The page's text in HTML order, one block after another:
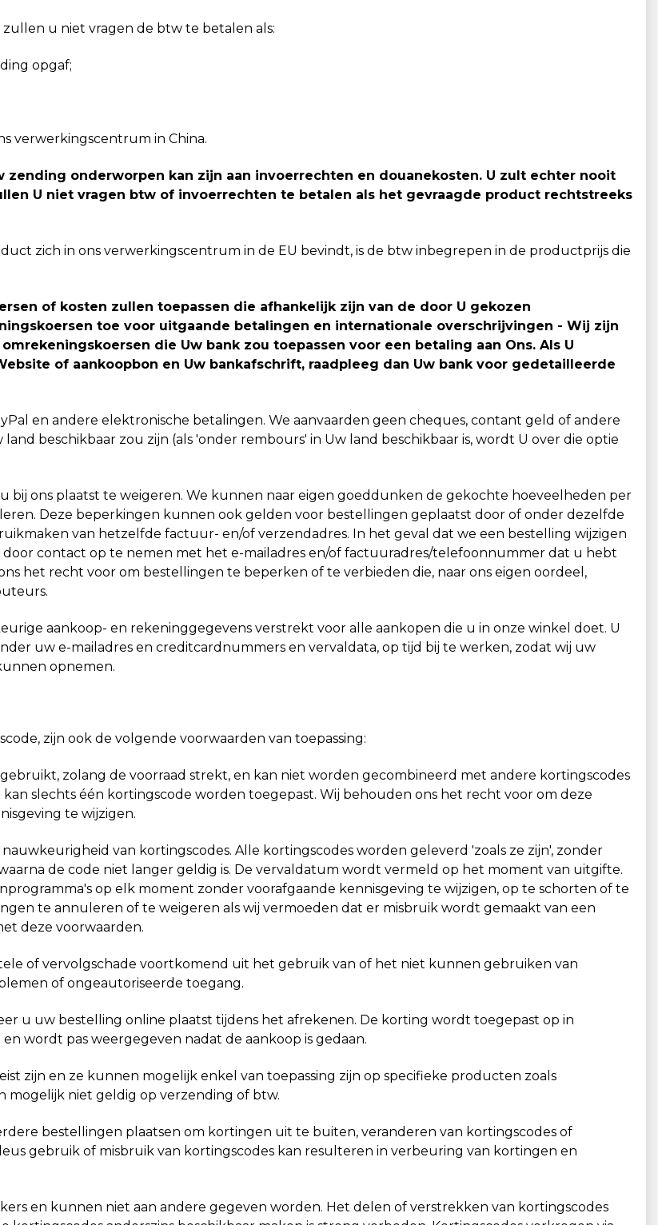
u niet vragen de btw te betalen als:
opgaf;
verwerkingscentrum in China.
zending onderworpen kan zijn aan invoerrechten en douanekosten. U zult echter nooit
U niet vragen btw of invoerrechten te betalen als het gevraagde product rechtstreeks
zich in ons verwerkingscentrum in de EU bevindt, is de btw inbegrepen in de productprijs die
of kosten zullen toepassen die afhankelijk zijn van de door U gekozen
toe voor uitgaande betalingen en internationale overschrijvingen - Wij zijn
die Uw bank zou toepassen voor een betaling aan Ons. Als U
of aankoopbon en Uw bankafschrift, raadpleeg dan Uw bank voor gedetailleerde
en andere elektronische betalingen. We aanvaarden geen cheques, contant geld of andere
beschikbaar zou zijn (als 'onder rembours' in Uw land beschikbaar is, wordt U over die optie
bij ons plaatst te weigeren. We kunnen naar eigen goeddunken de gekochte hoeveelheden per
Deze beperkingen kunnen ook gelden voor bestellingen geplaatst door of onder dezelfde
van hetzelfde factuur- en/of verzendadres. In het geval dat we een bestelling wijzigen
contact op te nemen met het e-mailadres en/of factuuradres/telefoonnummer dat u hebt
het recht voor om bestellingen te beperken of te verbieden die, naar ons eigen oordeel,
aankoop- en rekeninggegevens verstrekt voor alle aankopen die u in onze winkel doet. U
uw e-mailadres en creditcardnummers en vervaldata, op tijd bij te werken, zodat wij uw
opnemen.
zijn ook de volgende voorwaarden van toepassing:
zolang de voorraad strekt, en kan niet worden gecombineerd met andere kortingscodes
slechts één kortingscode worden toegepast. Wij behouden ons het recht voor om deze
te wijzigen.
van kortingscodes. Alle kortingscodes worden geleverd 'zoals ze zijn', zonder
de code niet langer geldig is. De vervaldatum wordt vermeld op het moment van uitgifte.
op elk moment zonder voorafgaande kennisgeving te wijzigen, op te schorten of te
te annuleren of te weigeren als wij vermoeden dat er misbruik wordt gemaakt van een
deze voorwaarden.
of vervolgschade voortkomend uit het gebruik van of het niet kunnen gebruiken van
of ongeautoriseerde toegang.
u uw bestelling online plaatst tijdens het afrekenen. De korting wordt toegepast op in
wordt pas weergegeven nadat de aankoop is gedaan.
zijn en ze kunnen mogelijk enkel van toepassing zijn op specifieke producten zoals
mogelijk niet geldig op verzending of btw.
bestellingen plaatsen om kortingen uit te buiten, veranderen van kortingscodes of
gebruik of misbruik van kortingscodes kan resulteren in verbeuring van kortingen en
en kunnen niet aan andere gegeven worden. Het delen of verstrekken van kortingscodes